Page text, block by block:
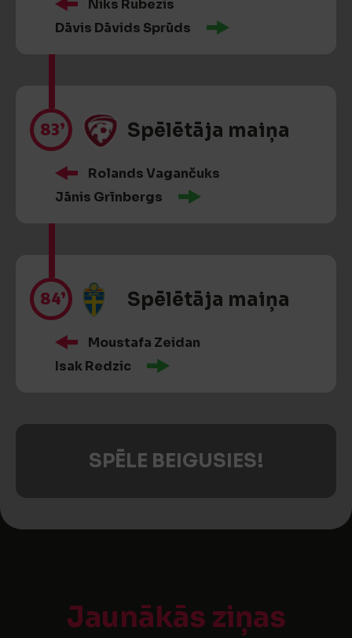
Niks Rubezis
Dāvis Dāvids Sprūds
83’ Spēlētāja maiņa
Rolands Vagančuks
Jānis Grīnbergs
84’ Spēlētāja maiņa
Moustafa Zeidan
Isak Redzic
SPĒLE BEIGUSIES!
Jaunākās ziņas